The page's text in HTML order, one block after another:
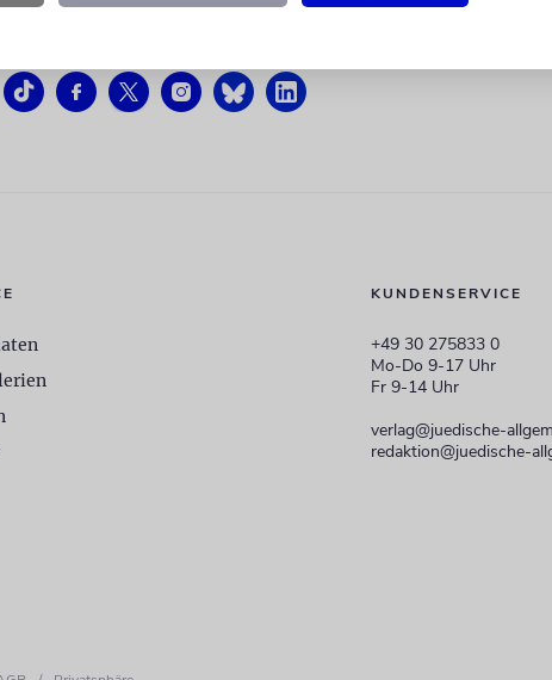
KUNDENSERVICE
+49 30 275833 0
Mo-Do 9-17 Uhr
Fr 9-14 Uhr
verlag@juedische-
redaktion@juedische-